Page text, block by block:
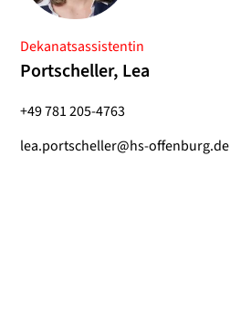
Dekanatsassistentin
Portscheller, Lea
+49 781 205-4763
lea.portscheller@hs-offenburg.de